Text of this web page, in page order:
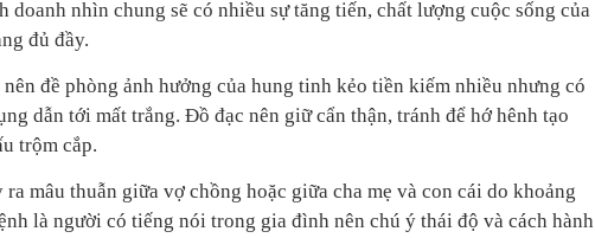
doanh nhìn chung sẽ có nhiều sự tăng tiến, chất lượng cuộc sống của
đủ đầy.
đề phòng ảnh hưởng của hung tinh kẻo tiền kiếm nhiều nhưng có
dẫn tới mất trắng. Đồ đạc nên giữ cẩn thận, tránh để hớ hênh tạo
trộm cắp.
mâu thuẫn giữa vợ chồng hoặc giữa cha mẹ và con cái do khoảng
là người có tiếng nói trong gia đình nên chú ý thái độ và cách hành